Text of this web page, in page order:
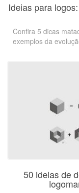
Ideias para
Confira 5 dicas
exemplos da
50 ideias de